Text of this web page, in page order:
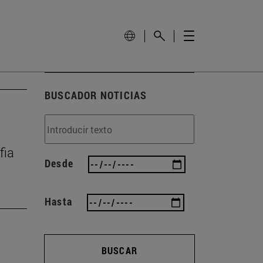
BUSCADOR NOTICIAS
Desde
Hasta
BUSCAR